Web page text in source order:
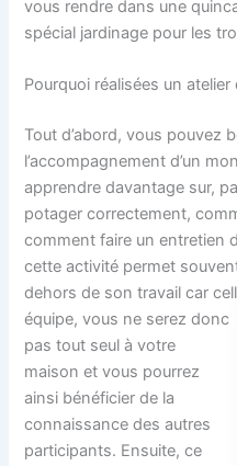
vous rendre dans une
spécial jardinage pour les
Pourquoi réalisées un atelier
Tout d’abord, vous pouvez
l’accompagnement d’un
apprendre davantage sur,
potager correctement,
comment faire un entretien
cette activité permet
dehors de son travail car
équipe, vous ne serezdonc
pas tout seul à votre
maison et vous pourrez
ainsi bénéficier de la
connaissance des autres
participants. Ensuite, ce